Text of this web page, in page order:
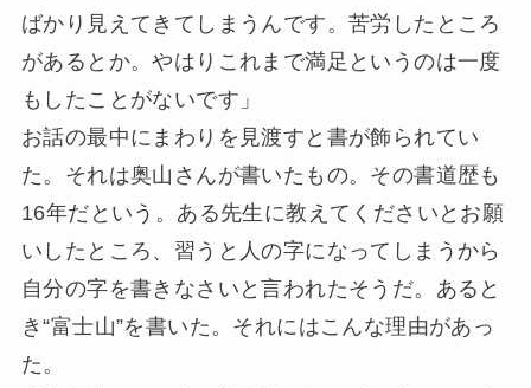
ばかり見えてきてしまうんです。苦労したところ
があるとか。やはりこれまで満足というのは一度
もしたことがないです」
お話の最中にまわりを見渡すと書が飾られてい
た。それは奥山さんが書いたもの。その書道歴も
16年だという。ある先生に教えてくださいとお願
いしたところ、習うと人の字になってしまうから
自分の字を書きなさいと言われたそうだ。あると
き“富士山”を書いた。それにはこんな理由があっ
た。